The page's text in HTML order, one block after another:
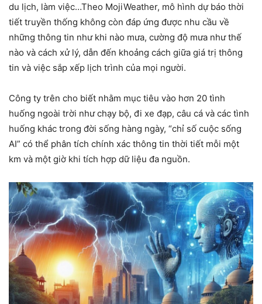
du lịch, làm việc…Theo MojiWeather, mô hình dự báo thời
tiết truyền thống không còn đáp ứng được nhu cầu về
những thông tin như khi nào mưa, cường độ mưa như thế
nào và cách xử lý, dẫn đến khoảng cách giữa giá trị thông
tin và việc sắp xếp lịch trình của mọi người.
Công ty trên cho biết nhằm mục tiêu vào hơn 20 tình
huống ngoài trời như chạy bộ, đi xe đạp, câu cá và các tình
huống khác trong đời sống hàng ngày, “chỉ số cuộc sống
AI” có thể phân tích chính xác thông tin thời tiết mỗi một
km và một giờ khi tích hợp dữ liệu đa nguồn.